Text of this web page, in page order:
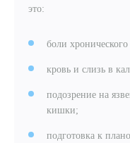
это:
боли
кровь и слизь в
подозрение на
кишки;
подготовка к